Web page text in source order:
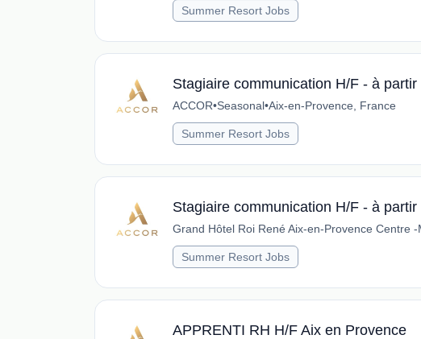
Summer Resort Jobs
Stagiaire communication H/F - à
ACCOR•Seasonal•Aix-en-Provence, France
Summer Resort Jobs
Stagiaire communication H/F - à
Grand Hôtel Roi René Aix-en-Provence Centre
Summer Resort Jobs
APPRENTI RH H/F Aix en Provence